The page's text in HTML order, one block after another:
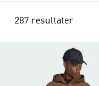
287 resultater